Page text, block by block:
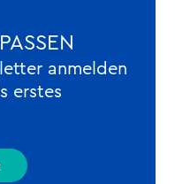
anmelden
erstes